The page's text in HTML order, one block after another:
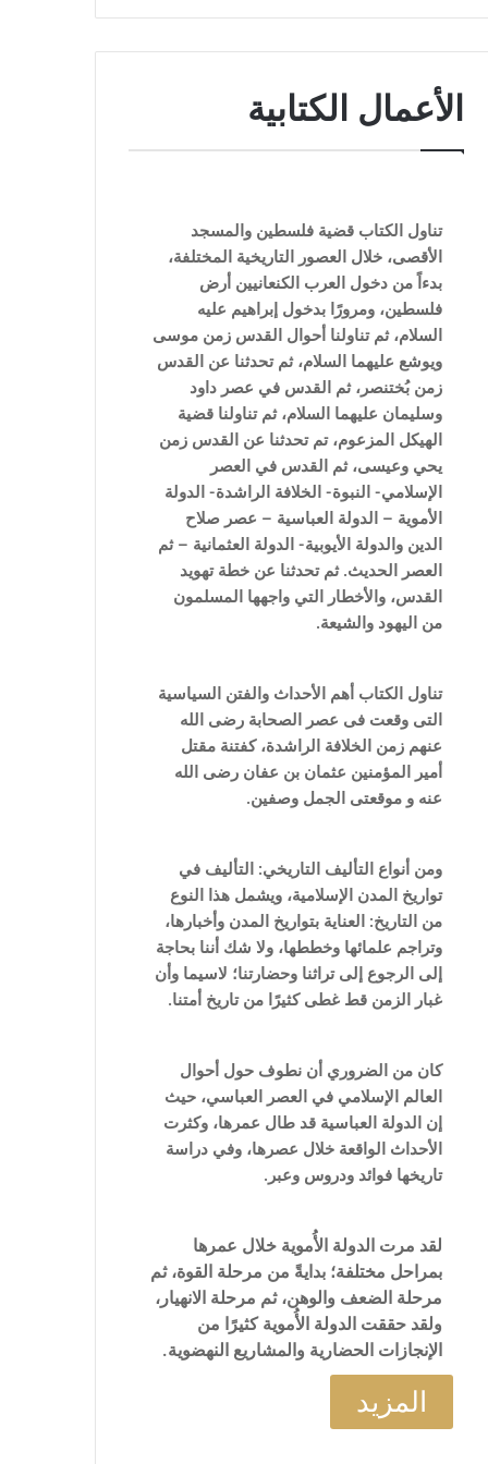
الأعمال الكتابية
تناول الكتاب قضية فلسطين والمسجد
الأقصى، خلال العصور التاريخية المختلفة،
بدءاً من دخول العرب الكنعانيين أرض
فلسطين، ومرورًا بدخول إبراهيم عليه
السلام، ثم تناولنا أحوال القدس زمن موسى
ويوشع عليهما السلام، ثم تحدثنا عن القدس
زمن بُختنصر، ثم القدس في عصر داود
وسليمان عليهما السلام، ثم تناولنا قضية
الهيكل المزعوم، تم تحدثنا عن القدس زمن
يحي وعيسى، ثم القدس في العصر
الإسلامي- النبوة- الخلافة الراشدة- الدولة
الأموية – الدولة العباسية – عصر صلاح
الدين والدولة الأيوبية- الدولة العثمانية – ثم
العصر الحديث. ثم تحدثنا عن خطة تهويد
القدس، والأخطار التي واجهها المسلمون
من اليهود والشيعة.
تناول الكتاب أهم الأحداث والفتن ا لسياسية
التى وقعت فى عصر الصحابة رضى الله
عنهم زمن الخلافة الراشدة، كفتنة مقتل
أمير المؤمنين عثمان بن عفان رضى الله
عنه و موقعتى الجمل وصفين.
ومن أنواع التأليف التاريخي: التأليف في
تواريخ المدن الإسلامية، ويشمل هذا النوع
من التاريخ: العناية بتواريخ المدن وأخبارها،
وتراجم علمائها وخططها، ولا شك أننا بحاجة
إلى الرجوع إلى تراثنا وحضارتنا؛ لاسيما وأن
غبار الزمن قط غطى كثيرًا من تاريخ أمتنا.
كان من الضروري أن نطوف حول أحوال
العالم الإسلامي في العصر العباسي، حيث
إن الدولة العباسية قد طال عمرها، وكثرت
الأحداث الواقعة خلال عصرها، وفي دراسة
تاريخها فوائد ودروس وعبر.
لقد مرت الدولة الأُموية خلال عمرها
بمراحل مختلفة؛ بدايةً من مرحلة القوة، ثم
مرحلة الضعف والوهن، ثم مرحلة الانهيار،
ولقد حققت الدولة الأُموية كثيرًا من
الإنجازات الحضارية والمشاريع النهضوية.
المزيد